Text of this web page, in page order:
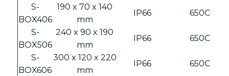
S-
BOX406
190 x 70 x 140
mm
IP66
650C
S-
BOX506
240 x 90 x 190
mm
IP66
650C
S-
BOX606
300 x 120 x 220
mm
IP66 650C